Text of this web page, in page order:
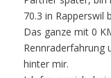
70.3 in Rapperswil
Das ganze mit 0
Rennraderfahrung
hinter mir.